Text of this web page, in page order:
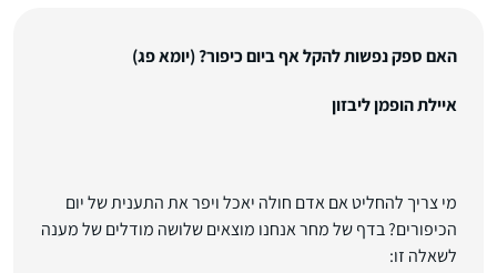
האם ספק נפשות להקל אף ביום כיפור? (יומא פג)
איילת הופמן ליבזון
מי צריך להחליט אם אדם חולה יאכל ויפר את התענית של יום
הכיפורים? בדף של מחר אנחנו מוצאים שלושה מודלים של מענה
לשאלה זו: